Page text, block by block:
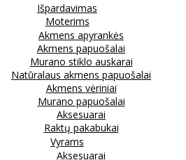
Išpardavimas
Moterims
Akmens apyrankės
Akmens papuošalai
Murano stiklo auskarai
Natūralaus akmens papuošalai
Akmens vėriniai
Murano papuošalai
Aksesuarai
Raktų pakabukai
Vyrams
Aksesuarai